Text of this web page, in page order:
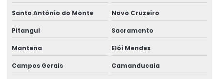
Serviço De Montagem De Elevadores De Carga
Serviço De Reforma De Pontes Rolantes
Serviços Especializados Em Reforma De Pontes Rolantes
Santo Antônio do Monte Novo Cruzeiro
Pitangui Sacramento
Mantena Elói Mendes
Campos Gerais Camanducaia